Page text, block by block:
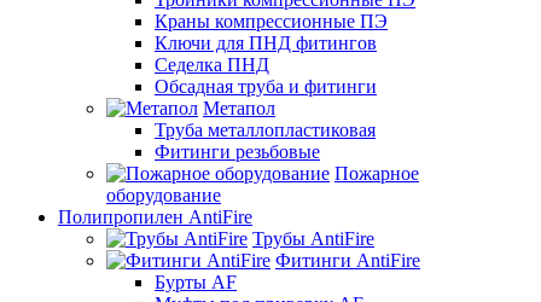
Краны компрессионные ПЭ
Ключи для ПНД фитингов
Седелка ПНД
Обсадная труба и фитинги
Метапол
Труба металлопластиковая
Фитинги резьбовые
Пожарное
оборудование
Полипропилен AntiFire
Трубы AntiFire
Фитинги AntiFire
Бурты AF